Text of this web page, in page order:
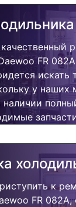
FR
искать
у наших
наличии
к
FR 082A,